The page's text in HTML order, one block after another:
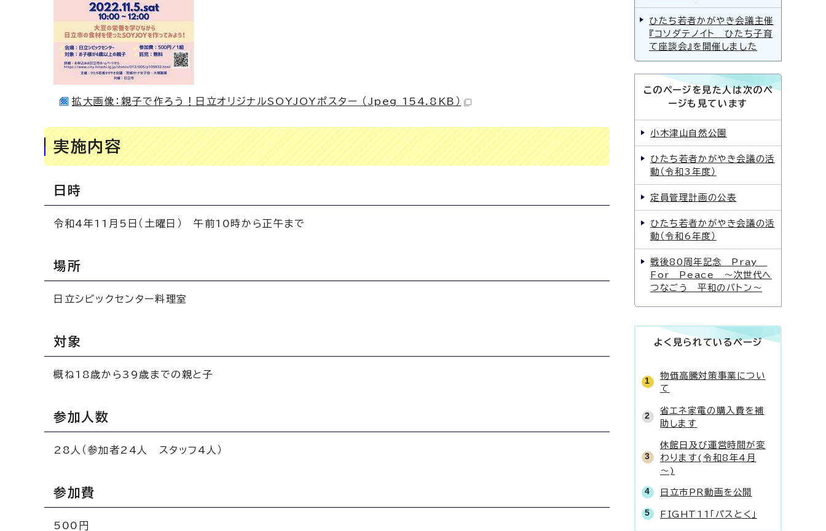
拡大画像：親子で作ろう！日立オリジナルSOYJOYポスター （Jpeg 154.8KB）
実施内容
日時
令和4年11月5日（土曜日） 午前10時から正午まで
場所
日立シビックセンター料理室
対象
概ね18歳から39歳までの親と子
参加人数
28人（参加者24人 スタッフ4人）
参加費
500円
ひたち若者かがやき会議主催
『コソダテノイト ひたち子育
て座談会』を開催しました
このページを見た人は次のペ
ージも見ています
小木津山自然公園
ひたち若者かがやき会議の活
動（令和3年度）
定員管理計画の公表
ひたち若者かがやき会議の活
動（令和6年度）
戦後80周年記念 Pray
For Peace 〜次世代へ
つなごう 平和のバトン〜
よく見られているページ
物価高騰対策事業につい
て
省エネ家電の購入費を補
助します
休館日及び運営時間が変
わります(令和8年4月
～)
日立市PR動画を公開
FIGHT11「パスとく」